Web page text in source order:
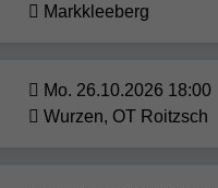
Markkleeberg
Mo. 26.10.2026 18:00
Wurzen, OT Roitzsch